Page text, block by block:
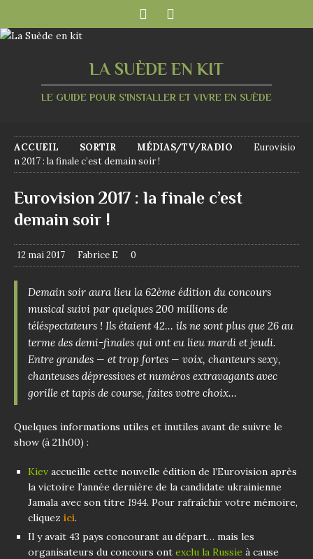
LA SUÈDE EN KIT
LE GUIDE POUR S'INSTALLER ET VIVRE EN SUÈDE
ACCUEIL SORTIR MÉDIAS/TV/RADIO
Eurovisio
n 2017 : la finale c’est demain soir !
Eurovision 2017 : la finale c’est
demain soir !
12 mai 2017 Fabrice E 0
Demain soir aura lieu la 62ème édition du concours
musical suivi par quelques 200 millions de
téléspectateurs ! Ils étaient 42… ils ne sont plus que 26 au
terme des demi-finales qui ont eu lieu mardi et jeudi.
Entre grandes — et trop fortes — voix, chanteurs sexy,
chanteuses dépressives et numéros extravagants avec
gorille et tapis de course, faites votre choix…
Quelques informations utiles et inutiles avant de suivre le
show (à 21h00) :
Kiev accueille cette nouvelle édition de l’Eurovision après
la victoire l’année dernière de la candidate ukrainienne
Jamala avec son titre 1944. Pour rafraîchir votre mémoire,
cliquez ici.
Il y avait 43 pays concourant au départ… mais les
organisateurs du concours ont exclu la Russie à cause